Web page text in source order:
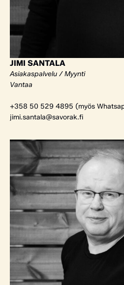
JIMI SANTALA
Asiakaspalvelu / Myynti
Vantaa
+358 50 529 4895 (myös
jimi.santala@savorak.fi